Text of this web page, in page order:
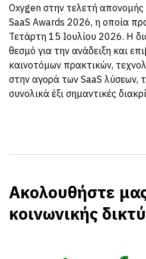
Oxygen στην τελετή
SaaS Awards 2026, η οποία
Τετάρτη 15 Ιουλίου 2026. Η
θεσμό για την ανάδειξη και
καινοτόμων πρακτικών,
στην αγορά των SaaS λύσεων,
συνολικά έξι σημαντικές
Ακολουθήστε
κοινωνικής